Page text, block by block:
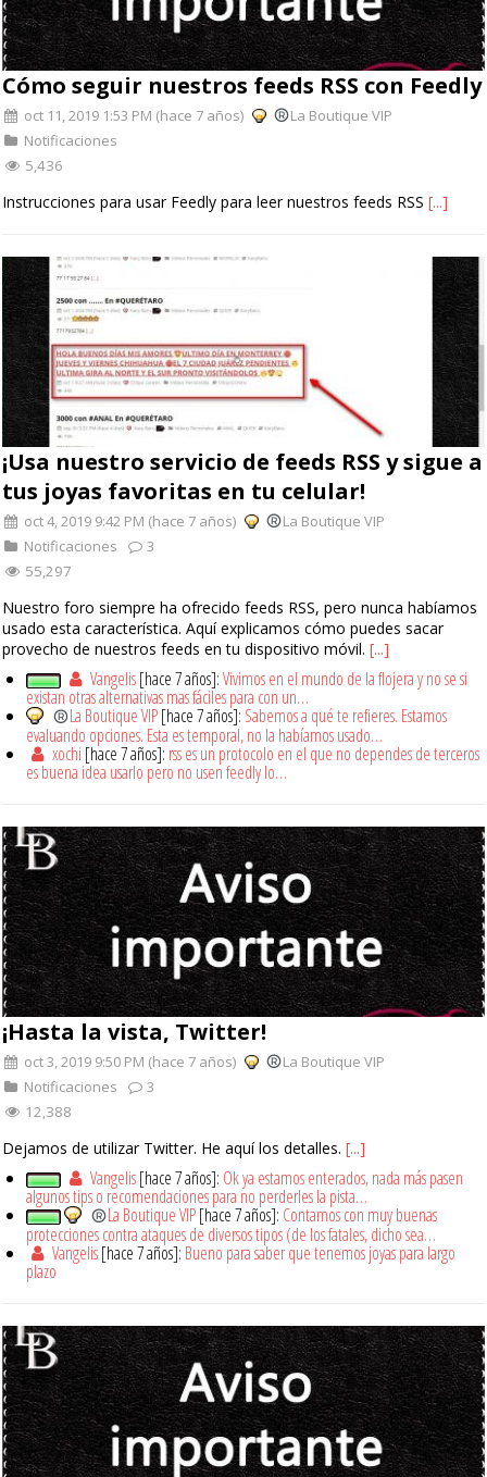
Cómo seguir nuestros feeds RSS con Feedly
oct 11, 2019 1:53 PM (hace 7 años)
La Boutique VIP
Notificaciones
5,436
Instrucciones para usar Feedly para leer nuestros feeds RSS [...]
¡Usa nuestro servicio de feeds RSS y sigue a
tus joyas favoritas en tu celular!
oct 4, 2019 9:42 PM (hace 7 años)
La Boutique VIP
Notificaciones
3
55,297
Nuestro foro siempre ha ofrecido feeds RSS, pero nunca habíamos
usado esta característica. Aquí explicamos cómo puedes sacar
provecho de nuestros feeds en tu dispositivo móvil. [...]
Vangelis[hace 7 años]:Vivimos en el mundo de la flojera y no se si
existan otras alternativas mas fáciles para con un…
La Boutique VIP[hace 7 años]: Sabemos a qué te refieres. Estamos
evaluando opciones. Esta es temporal, no la habíamos usado…
xochi [hace 7 años]: rss es un protocolo en el que no dependes de terceros
es buena idea usarlo pero no usen feedly lo…
¡Hasta la vista, Twitter!
oct 3, 2019 9:50 PM (hace 7 años)
La Boutique VIP
Notificaciones
3
12,388
Dejamos de utilizar Twitter. He aquí los detalles. [...]
Vangelis[hace 7 años]: Ok ya estamos enterados, nada más pasen
algunos tips o recomendaciones para no perderles la pista…
La Boutique VIP[hace 7 años]: Contamos con muy buenas
protecciones contra ataques de diversos tipos (de los fatales, dicho sea…
Vangelis[hace 7 años]: Bueno para saber que tenemos joyas para largo
plazo